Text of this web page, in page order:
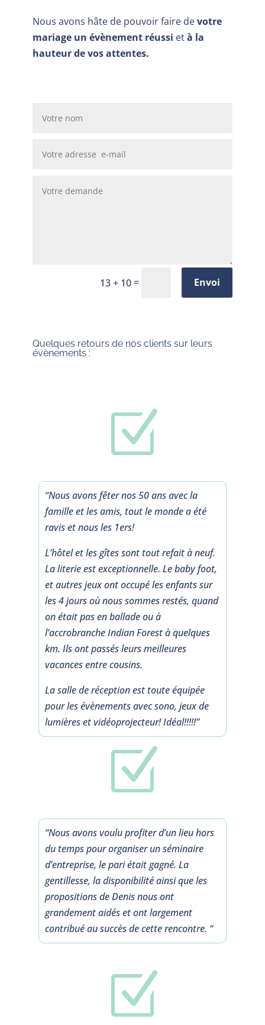
Nous avons hâte de pouvoir faire devotre
mariage un évènement réussi età la
hauteur de vos attentes.
13 + 10= Envoi
Quelques retours de nos clients sur leurs
évènements :
Z
“Nous avons fêter nos 50 ans avec la
famille et les amis, tout le monde a été
ravis et nous les 1ers!
L’hôtel et les gîtes sont tout refait à neuf.
La literie est exceptionnelle. Le baby foot,
et autres jeux ont occupé les enfants sur
les 4 jours où nous sommes restés, quand
on était pas en ballade ou à
l’accrobranche Indian Forest à quelques
km. Ils ont passés leurs meilleures
vacances entre cousins.
La salle de réception est toute équipée
pour les évènements avec sono, jeux de
lumières et vidéoprojecteur! Idéal!!!!!”
Z
“Nous avons voulu profiter d’un lieu hors
du temps pour organiser un séminaire
d’entreprise, le pari était gagné. La
gentillesse, la disponibilité ainsi que les
propositions de Denis nous ont
grandement aidés et ont largement
contribué au succès de cette rencontre. “
Z